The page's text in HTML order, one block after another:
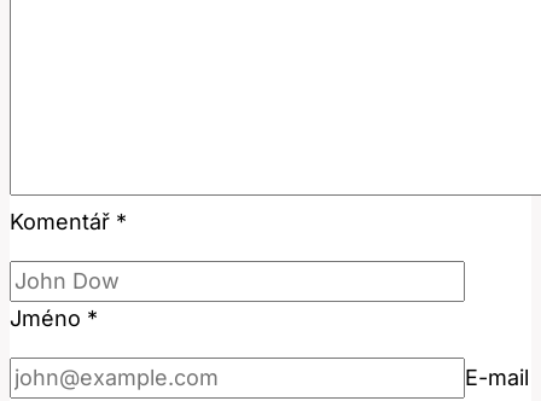
Komentář *
Jméno *
E-mail